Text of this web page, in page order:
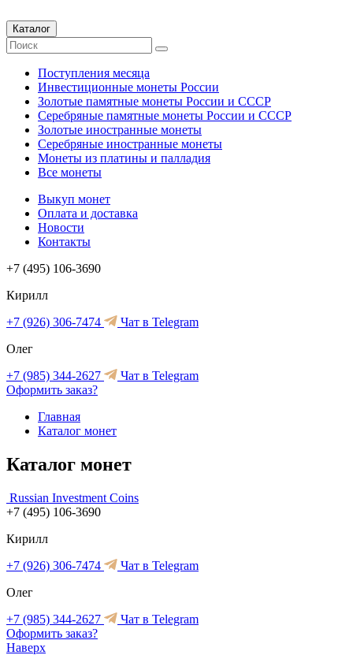
Каталог
Поступления месяца
Инвестиционные монеты России
Золотые памятные монеты России и СССР
Серебряные памятные монеты России и СССР
Золотые иностранные монеты
Серебряные иностранные монеты
Монеты из платины и палладия
Все монеты
Выкуп монет
Оплата и доставка
Новости
Контакты
+7 (495) 106-3690
Кирилл
+7 (926) 306-7474
Чат в Telegram
Олег
+7 (985) 344-2627
Чат в Telegram
Оформить заказ?
Главная
Каталог монет
Каталог монет
Russian Investment Coins
+7 (495) 106-3690
Кирилл
+7 (926) 306-7474
Чат в Telegram
Олег
+7 (985) 344-2627
Чат в Telegram
Оформить заказ?
Наверх